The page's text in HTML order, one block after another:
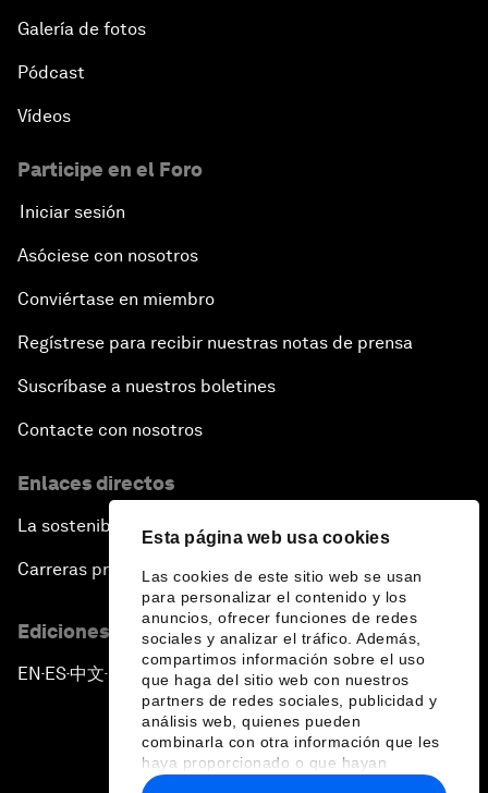
Esta página web usa cookies
Las cookies de este sitio web se usan
para personalizar el contenido y los
anuncios, ofrecer funciones de redes
sociales y analizar el tráfico. Además,
compartimos información sobre el uso
que haga del sitio web con nuestros
partners de redes sociales, publicidad y
análisis web, quienes pueden
combinarla con otra información que les
haya proporcionado o que hayan
recopilado a partir del uso que haya
Galería de fotos
Pódcast
Vídeos
Participe en el Foro
Iniciar sesión
Asóciese con nosotros
Conviértase en miembro
Regístrese para recibir nuestras notas de prensa
Suscríbase a nuestros boletines
Contacte con nosotros
Enlaces directos
La sostenibilidad en el Foro
Carreras profesionales
Ediciones en otros idiomas
EN ▪ES▪中文▪ 日本語